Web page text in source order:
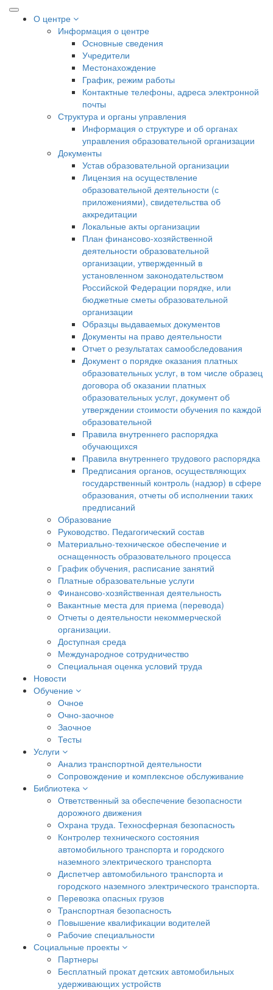
О центре
Информация о центре
Основные сведения
Учредители
Местонахождение
График, режим работы
Контактные телефоны, адреса электронной
почты
Структура и органы управления
Информация о структуре и об органах
управления образовательной организации
Документы
Устав образовательной организации
Лицензия на осуществление
образовательной деятельности (с
приложениями), свидетельства об
аккредитации
Локальные акты организации
План финансово-хозяйственной
деятельности образовательной
организации, утвержденный в
установленном законодательством
Российской Федерации порядке, или
бюджетные сметы образовательной
организации
Образцы выдаваемых документов
Документы на право деятельности
Отчет о результатах самообследования
Документ о порядке оказания платных
образовательных услуг, в том числе образец
договора об оказании платных
образовательных услуг, документ об
утверждении стоимости обучения по каждой
образовательной
Правила внутреннего распорядка
обучающихся
Правила внутреннего трудового распорядка
Предписания органов, осуществляющих
государственный контроль (надзор) в сфере
образования, отчеты об исполнении таких
предписаний
Образование
Руководство. Педагогический состав
Материально-техническое обеспечение и
оснащенность образовательного процесса
График обучения, расписание занятий
Платные образовательные услуги
Финансово-хозяйственная деятельность
Вакантные места для приема (перевода)
Отчеты о деятельности некоммерческой
организации.
Доступная среда
Международное сотрудничество
Специальная оценка условий труда
Новости
Обучение
Очное
Очно-заочное
Заочное
Тесты
Услуги
Анализ транспортной деятельности
Сопровождение и комплексное обслуживание
Библиотека
Ответственный за обеспечение безопасности
дорожного движения
Охрана труда. Техносферная безопасность
Контролер технического состояния
автомобильного транспорта и городского
наземного электрического транспорта
Диспетчер автомобильного транспорта и
городского наземного электрического транспорта.
Перевозка опасных грузов
Транспортная безопасность
Повышение квалификации водителей
Рабочие специальности
Социальные проекты
Партнеры
Бесплатный прокат детских автомобильных
удерживающих устройств